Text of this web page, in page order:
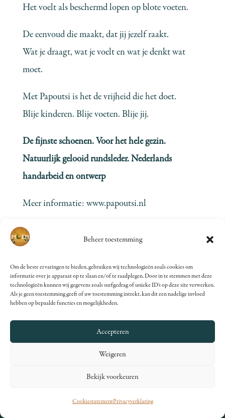
Beheer toestemming
Om de beste ervaringen te bieden, gebruiken wij technologieën zoals cookies om
informatie over je apparaat op te slaan en/of te raadplegen. Door in te stemmen met deze
technologieën kunnen wij gegevens zoals surfgedrag of unieke ID's op deze site verwerken.
Als je geen toestemming geeft of uw toestemming intrekt, kan dit een nadelige invloed
hebben op bepaalde functies en mogelijkheden.
Accepteren
Weigeren
Bekijk voorkeuren
CookiestatementPrivacyverklaring
Het voelt als beschermd lopen op blote voeten.
De eenvoud die maakt, dat jij jezelf raakt.
Wat je draagt, wat je voelt en wat je denkt wat
moet.
Met Papoutsi is het de vrijheid die het doet.
Blije kinderen. Blije voeten. Blije jij.
De fijnste schoenen. Voor het hele gezin.
Natuurlijk gelooid rundsleder.Nederlands
handarbeid en ontwerp
Meer informatie:www.papoutsi.nl
PRAKTISCH
••• Activiteiten
••• Standhouders
••• Tickets